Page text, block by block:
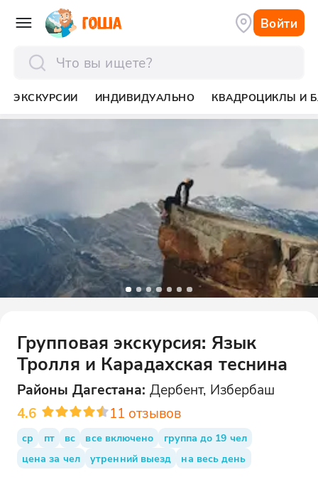
Войти
ЭКСКУРСИИ ИНДИВИДУАЛЬНО КВАДРОЦИКЛЫ И
Групповая экскурсия: Язык
Тролля и Карадахская теснина
Районы Дагестана: Дербент, Избербаш
4.6
11 отзывов
ср пт вс все включено
группа до 19 чел
цена за чел
утренний выезд на весь день